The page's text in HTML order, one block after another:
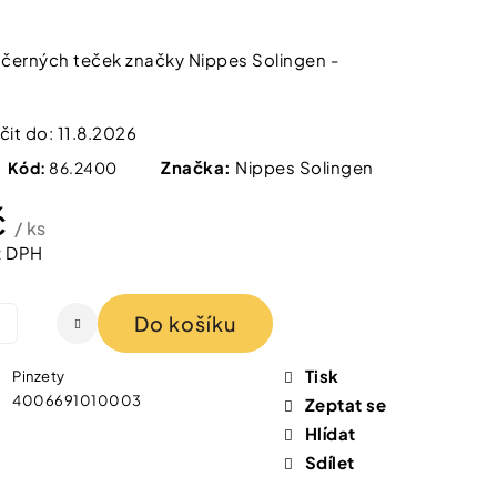
teček značky Nippes Solingen -
do: 11.8.2026
Kód: 86.2400 Značka: Nippes Solingen
/ ks
Do košíku
Pinzety
4006691010003
Tisk
Zeptat se
Hlídat
Sdílet